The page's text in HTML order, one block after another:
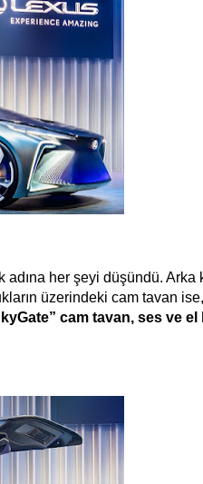
adına her şeyi düşündü. Arka
üzerindeki cam tavan
cam tavan, ses ve